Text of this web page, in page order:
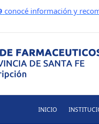
conocé información y
INICIO